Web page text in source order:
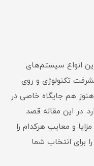
انواع سیستم‌های
تکنولوژی و روی
هنوز هم جایگاه خاصی در
در این مقاله قصد
و معایب هرکدام را
برای انتخاب شما